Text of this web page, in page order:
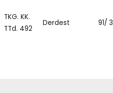
TKG. KK.
TTd. 492
Derdest 91/